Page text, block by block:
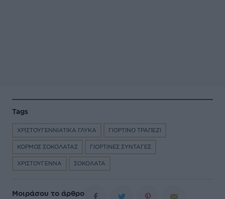
Tags
ΧΡΙΣΤΟΥΓΕΝΝΙΑΤΙΚΑ ΓΛΥΚΑ ΓΙΟΡΤΙΝΟ ΤΡΑΠΕΖΙ
ΚΟΡΜΟΣ ΣΟΚΟΛΑΤΑΣ ΓΙΟΡΤΙΝΕΣ ΣΥΝΤΑΓΕΣ
ΧΡΙΣΤΟΥΓΕΝΝΑ ΣΟΚΟΛΑΤΑ
Μοιράσου το άρθρο